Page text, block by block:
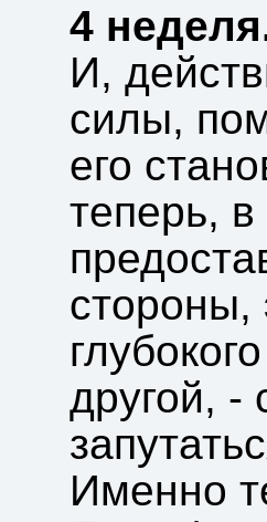
4
И,
силы,
его
теперь,
стороны,
другой, -
Именно